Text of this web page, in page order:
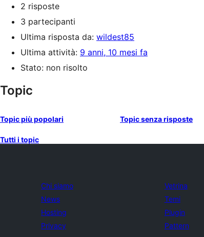
2 risposte
3 partecipanti
Ultima risposta da: wildest85
Ultima attività: 9 anni, 10 mesi fa
Stato: non risolto
Topic
Topic più popolari Topic senza risposte
Tutti i topic
Chi siamo
News
Hosting
Privacy
Vetrina
Temi
Plugin
Pattern